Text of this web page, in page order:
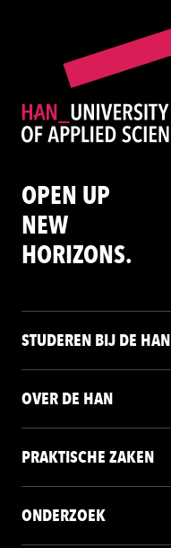
OPEN UP
NEW
HORIZONS.
STUDEREN BIJ DE HAN
OVER DE HAN
PRAKTISCHE ZAKEN
ONDERZOEK